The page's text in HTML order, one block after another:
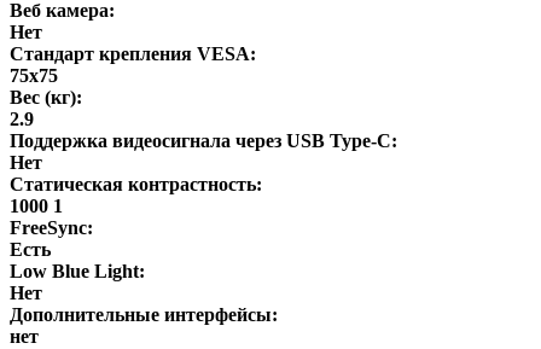
Веб камера:
Нет
Стандарт крепления VESA:
75x75
Вес (кг):
2.9
Поддержка видеосигнала через USB Type-C:
Нет
Статическая контрастность:
1000 1
FreeSync:
Есть
Low Blue Light:
Нет
Дополнительные интерфейсы:
нет